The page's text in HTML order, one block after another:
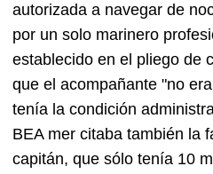
autorizada a navegar de
por un solo marinero
establecido en el pliego de
que el acompañante "no
tenía la condición
BEA mer citaba también la
capitán, que sólo tenía 10